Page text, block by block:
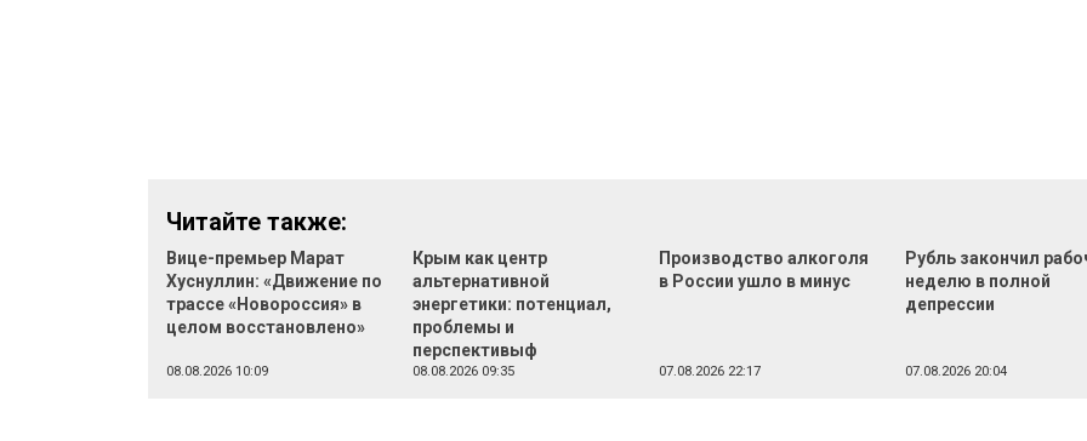
Читайте также:
Вице-премьер Марат
Хуснуллин: «Движение по
трассе «Новороссия» в
целом восстановлено»
08.08.2026 10:09
Крым как центр
альтернативной
энергетики: потенциал,
проблемы и
перспективыф
08.08.2026 09:35
Производство алкоголя
в России ушло в минус
07.08.2026 22:17
Рубль закончил
неделю в полной
депрессии
07.08.2026 20:04